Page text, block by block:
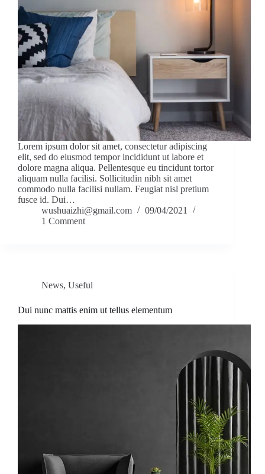
Lorem ipsum dolor sit amet, consectetur adipiscing
elit, sed do eiusmod tempor incididunt ut labore et
dolore magna aliqua. Pellentesque eu tincidunt tortor
aliquam nulla facilisi. Sollicitudin nibh sit amet
commodo nulla facilisi nullam. Feugiat nisl pretium
fusce id. Dui…
wushuaizhi@gmail.com
09/04/2021
1 Comment
News, Useful
Dui nunc mattis enim ut tellus elementum